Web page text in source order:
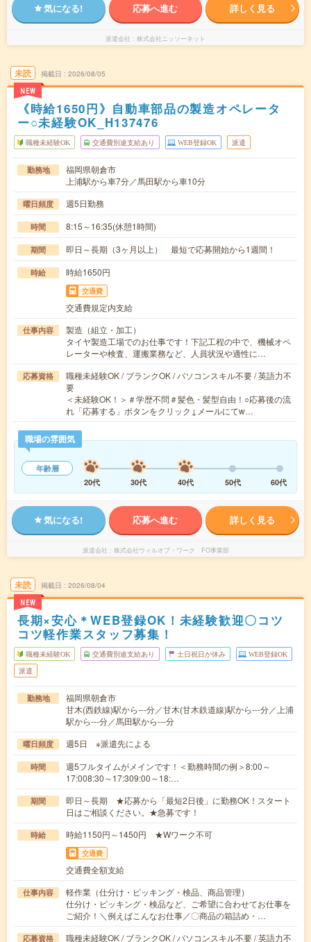
気になる! 応募へ進む 詳しく見る
派遣会社 株式会社ニッソーネット
未読
NEW
掲載日 2026/08/05
《時給1650円》自動車部品の製造オペレータ
ー○未経験OK_H137476
職種未経験OK 交通費別途支給あり WEB登録OK 派遣
勤務地
福岡県朝倉市
上浦駅から車7分／馬田駅から車10分
曜日頻度 週5日勤務
時間 8:15～16:35(休憩1時間)
期間 即日～長期（3ヶ月以上） 最短で応募開始から1週間！
時給 時給1650円
交通費
交通費規定内支給
仕事内容
製造（組立・加工）
タイヤ製造工場でのお仕事です！下記工程の中で、機械オペ
レーターや検査、運搬業務など、人員状況や適性に…
応募資格
職種未経験OK / ブランクOK / パソコンスキル不要 / 英語力不
要
＜未経験OK！＞＃学歴不問＃髪色・髪型自由！○応募後の流
れ「応募する」ボタンをクリック↓メールにてw…
職場の雰囲気
年齢層
20代
30代 40代 50代 60代
気になる! 応募へ進む 詳しく見る
派遣会社 株式会社ウィルオブ・ワーク FO事業部
未読
NEW
掲載日 2026/08/04
長期×安心＊WEB登録OK！未経験歓迎〇コツ
コツ軽作業スタッフ募集！
職種未経験OK 交通費別途支給あり 土日祝日が休み WEB登録OK
派遣
勤務地
福岡県朝倉市
甘木(西鉄線)駅から---分／甘木(甘木鉄道線)駅から---分／上浦
駅から---分／馬田駅から---分
曜日頻度 週5日 ※派遣先による
時間
週5フルタイムがメインです！＜勤務時間の例＞8:00～
17:008:30～17:309:00～18:…
期間
即日～長期 ★応募から「最短2日後」に勤務OK！スタート
日はご相談ください。★急募です！
時給 時給1150円～1450円 ★Wワーク不可
交通費
交通費全額支給
仕事内容
軽作業（仕分け・ピッキング・検品、商品管理）
仕分け・ピッキング・検品など、ご希望に合わせてお仕事を
ご紹介！＼例えばこんなお仕事／〇商品の箱詰め・…
応募資格
職種未経験OK / ブランクOK / パソコンスキル不要 / 英語力不